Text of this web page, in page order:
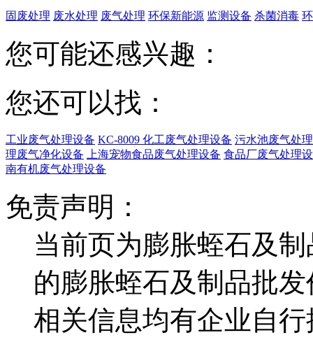
固废处理 废水处理 废气处理 环保新能源 监测设备 杀菌消毒
您可能还感兴趣：
您还可以找：
工业废气处理设备 KC-8009 化工废气处理设备 污水池废气处
理废气净化设备
上海宠物食品废气处理设备 食品厂废气处理
南有机废气处理设备
免责声明：
当前页为膨胀蛭石及
的膨胀蛭石及制品批
相关信息均有企业自